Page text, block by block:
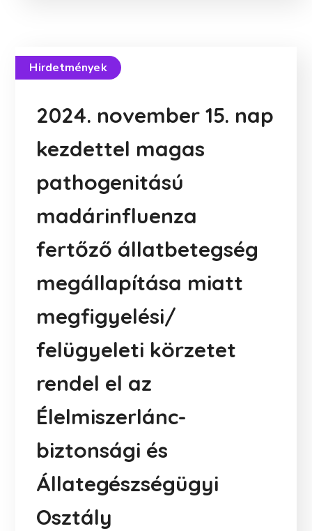
Hirdetmények
2024. november 15. nap
kezdettel magas
pathogenitású
madárinfluenza
fertőző állatbetegség
megállapítása miatt
megfigyelési/
felügyeleti körzetet
rendel el az
Élelmiszerlánc-
biztonsági és
Állategészségügyi
Osztály